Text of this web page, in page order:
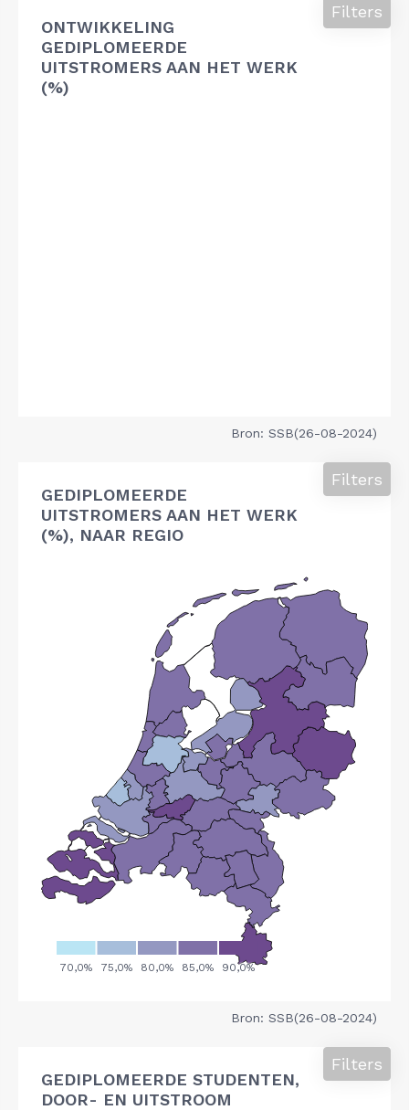
ONTWIKKELING
GEDIPLOMEERDE
UITSTROMERS AAN HET WERK
(%)
Filters
Bron: SSB(26-08-2024)
GEDIPLOMEERDE
UITSTROMERS AAN HET WERK
(%), NAAR REGIO
Filters
Bron: SSB(26-08-2024)
GEDIPLOMEERDE STUDENTEN,
DOOR- EN UITSTROOM
Filters